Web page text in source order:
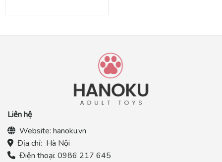
5 sao
Liên hệ
Website: hanoku.vn
Địa chỉ: Hà Nội
Điện thoại: 0986 217 645